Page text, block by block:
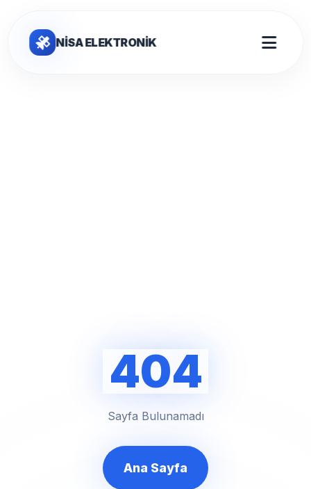
NİSA ELEKTRONİK
404
Sayfa Bulunamadı
Ana Sayfa